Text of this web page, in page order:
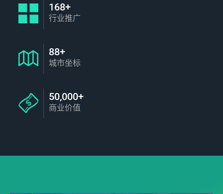
168+
行业推广
88+
城市坐标
50,000+
商业价值